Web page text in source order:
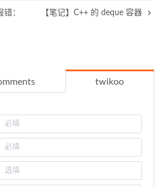
：
【笔记】C++ 的 deque 容器
twikoo